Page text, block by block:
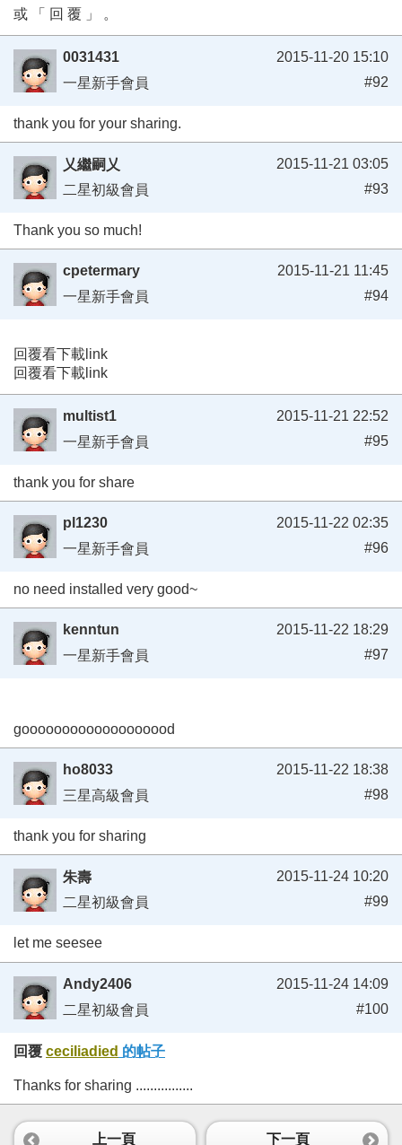
或 「 回 覆 」 。
0031431
一星新手會員
2015-11-20 15:10
#92
thank you for your sharing.
乂繼嗣乂
二星初級會員
2015-11-21 03:05
#93
Thank you so much!
cpetermary
一星新手會員
2015-11-21 11:45
#94
回覆看下載link
回覆看下載link
multist1
一星新手會員
2015-11-21 22:52
#95
thank you for share
pl1230
一星新手會員
2015-11-22 02:35
#96
no need installed very good~
kenntun
一星新手會員
2015-11-22 18:29
#97
gooooooooooooooooood
ho8033
三星高級會員
2015-11-22 18:38
#98
thank you for sharing
朱壽
二星初級會員
2015-11-24 10:20
#99
let me seesee
Andy2406
二星初級會員
2015-11-24 14:09
#100
回覆 ceciliadied 的帖子
Thanks for sharing ................
上一頁 下一頁